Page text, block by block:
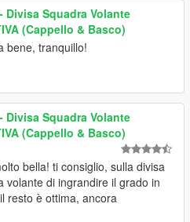
Divisa Squadra Volante
(Cappello & Basco)
bene, tranquillo!
Divisa Squadra Volante
(Cappello & Basco)
bella! ti consiglio, sulla divisa
volante di ingrandire il grado in
resto è ottima, ancora